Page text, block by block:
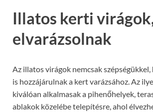
Illatos kerti
elvarázsolnak
Az illatos virágok nemcsak
is hozzájárulnak a kert varázsához. Az
kiválóan alkalmasak a pihenőhelyek,
ablakok közelébe telepítésre, ahol